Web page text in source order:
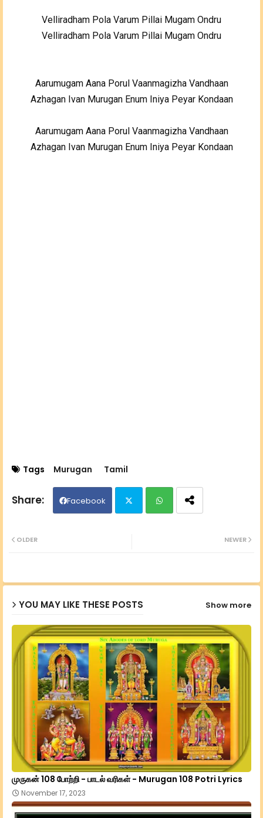
Velliradham Pola Varum Pillai Mugam Ondru
Velliradham Pola Varum Pillai Mugam Ondru
Aarumugam Aana Porul Vaanmagizha Vandhaan
Azhagan Ivan Murugan Enum Iniya Peyar Kondaan
Aarumugam Aana Porul Vaanmagizha Vandhaan
Azhagan Ivan Murugan Enum Iniya Peyar Kondaan
Tags Murugan Tamil
Facebook
ap
NEWER
OLDER
YOU MAY LIKE THESE POSTS Show more
முருகன் 108 போற்றி - பாடல் வரிகள் - Murugan 108 Potri Lyrics
November 17, 2023